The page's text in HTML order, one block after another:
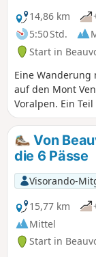
wandern Sie auf
aus Sie die Welt
km sehen
können Kenner
erkennen. Der
ständiger
14,86 km
5:50 Std.
Start in
Eine Wanderung
auf den Mont
Voralpen. Ein
Bergkämme der
Rückweg
man überhaupt
Wanderung von
https://
Von
die 6 Pässe
Visorando-
15,77 km
Mittel
Start in